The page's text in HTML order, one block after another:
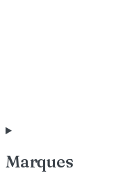
Marques